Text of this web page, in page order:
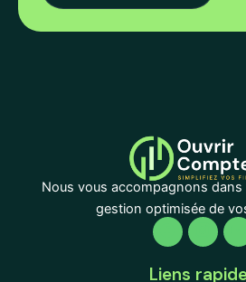
Nous vous accompagnons
gestion optimisée de
Liens